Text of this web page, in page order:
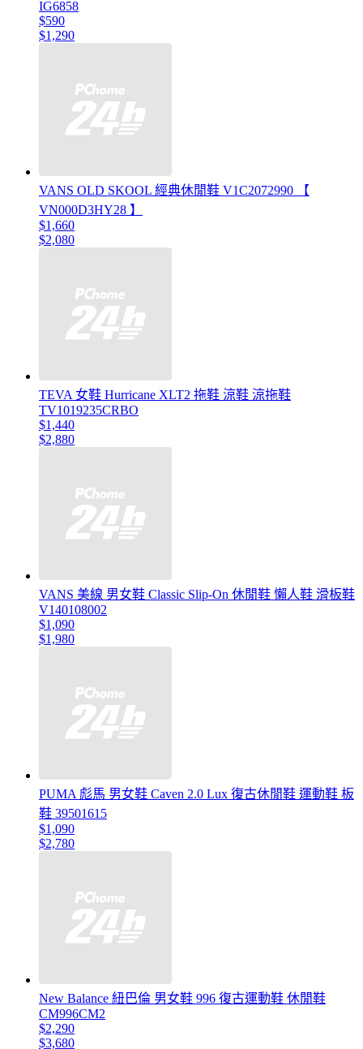
IG6858
$590
$1,290
VANS OLD SKOOL 經典休閒鞋 V1C2072990 【
VN000D3HY28 】
$1,660
$2,080
TEVA 女鞋 Hurricane XLT2 拖鞋 涼鞋 涼拖鞋
TV1019235CRBO
$1,440
$2,880
VANS 美線 男女鞋 Classic Slip-On 休閒鞋 懶人鞋 滑板鞋
V140108002
$1,090
$1,980
PUMA 彪馬 男女鞋 Caven 2.0 Lux 復古休閒鞋 運動鞋 板
鞋 39501615
$1,090
$2,780
New Balance 紐巴倫 男女鞋 996 復古運動鞋 休閒鞋
CM996CM2
$2,290
$3,680